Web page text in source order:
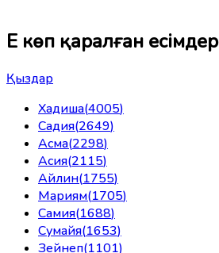
Ең көп қаралған есімдер
Қыздар
Хадиша(4005)
Садия(2649)
Асма(2298)
Асия(2115)
Айлин(1755)
Мариям(1705)
Самия(1688)
Сумайя(1653)
Зейнеп(1101)